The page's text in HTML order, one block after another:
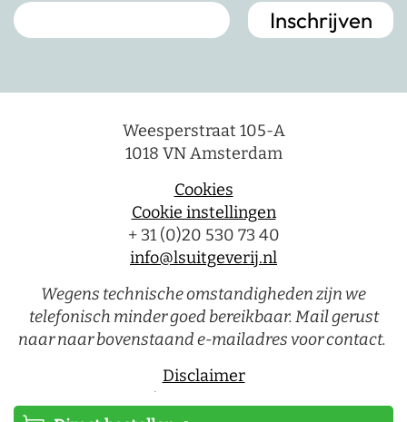
Weesperstraat 105-A
1018 VN Amsterdam
Cookies
Cookie instellingen
+ 31 (0)20 530 73 40
info@lsuitgeverij.nl
Wegens technische omstandigheden zijn we
telefonisch minder goed bereikbaar. Mail gerust
naar naar bovenstaand e-mailadres voor contact.
Disclaimer
Privacystatement